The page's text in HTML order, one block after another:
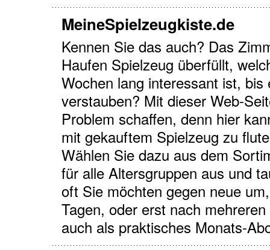
MeineSpielzeugkiste.de
Kennen Sie das auch? Das
Haufen Spielzeug überfüllt,
Wochen lang interessant ist,
verstauben? Mit dieser Web-
Problem schaffen, denn hier
mit gekauftem Spielzeug zu
Wählen Sie dazu aus dem
für alle Altersgruppen aus und
oft Sie möchten gegen neue
Tagen, oder erst nach
auch als praktisches Monats-